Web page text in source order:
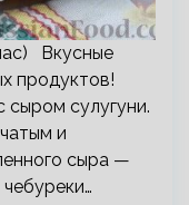
Вкусные
продуктов!
сыром сулугуни.
и
сыра —